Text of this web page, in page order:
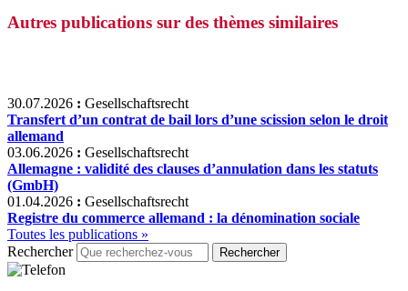
Autres publications sur des thèmes similaires
30.07.2026 : Gesellschaftsrecht
Transfert d’un contrat de bail lors d’une scission selon le droit
allemand
03.06.2026 : Gesellschaftsrecht
Allemagne : validité des clauses d’annulation dans les statuts
(GmbH)
01.04.2026 : Gesellschaftsrecht
Registre du commerce allemand : la dénomination sociale
Toutes les publications »
Rechercher